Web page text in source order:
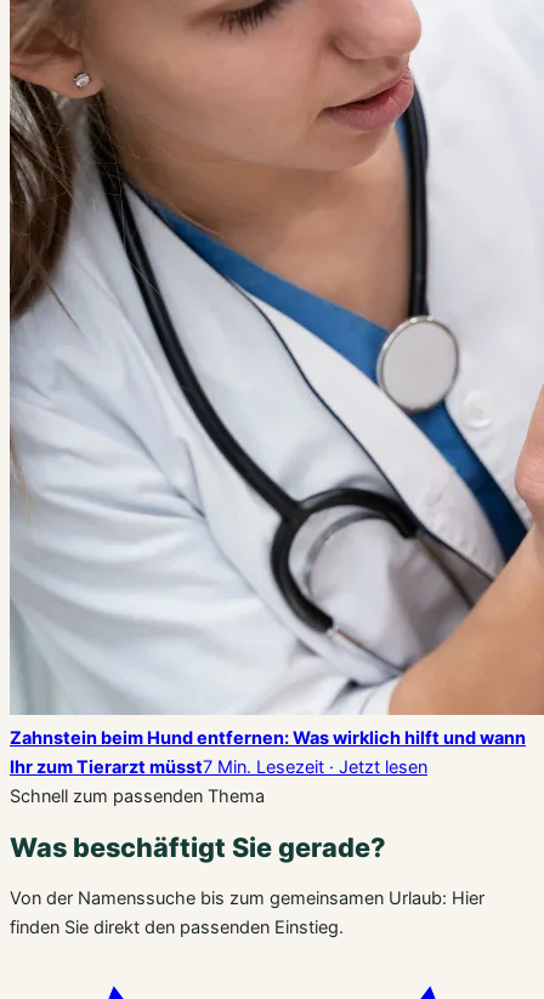
Zahnstein beim Hund entfernen: Was wirklich hilft und wann
Ihr zum Tierarzt müsst7 Min. Lesezeit · Jetzt lesen
Schnell zum passenden Thema
Was beschäftigt Sie gerade?
Von der Namenssuche bis zum gemeinsamen Urlaub: Hier
finden Sie direkt den passenden Einstieg.